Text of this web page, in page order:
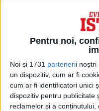
Pentru noi,
Noi și 1731 partenerii noștri
un dispozitiv, cum ar fi
cum ar fi identificatori unici
dispozitiv pentru publicitate
reclamelor și a
crimă, a fost iertat
treizeci și șapte
acestei biografii,
dintre cei mai
vremii. Nu i se
italian nici